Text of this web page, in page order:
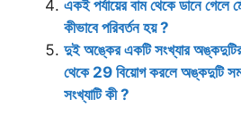
একই পর্যায়ের বাম থেকে ডানে গেলে
কীভাবে পরিবর্তন হয় ?
দুই অঙ্কের একটি সংখ্যার অঙ্কদুটির
থেকে 29 বিয়োগ করলে অঙ্কদুটি
সংখ্যাটি কী ?